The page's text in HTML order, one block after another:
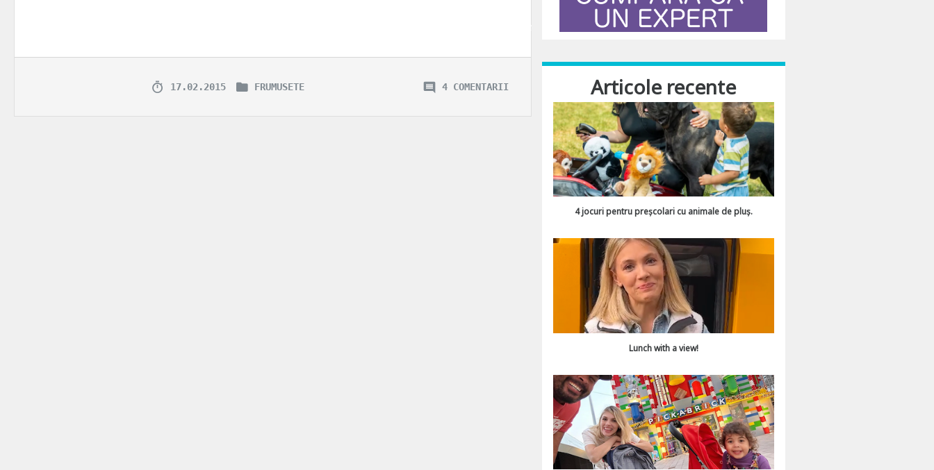
Mi-a venit ideea articolului aici de fata pur si simplu… deschizand frigiderul. Stiu, ai putea crede ca m-a lovit inspiratia pentru vreo reteta noua. In realitate, insa, situatia nu se prezinta nicidecum in nota la care te-ai fi
17.02.2015 FRUMUSETE 4 COMENTARII Articole recente
4 jocuri pentru preșcolari cu animale de pluș.
Lunch with a view!